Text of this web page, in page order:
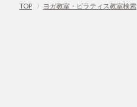
TOP 〉 ヨガ教室・ピラティス教室検索